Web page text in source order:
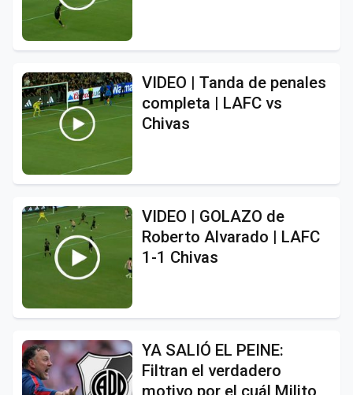
VIDEO | Tanda de penales
completa | LAFC vs
Chivas
VIDEO | GOLAZO de
Roberto Alvarado | LAFC
1-1 Chivas
YA SALIÓ EL PEINE:
Filtran el verdadero
motivo por el cuál Milito